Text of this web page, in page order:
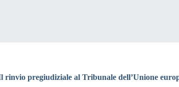
pregiudiziale al Tribunale dell’Unione